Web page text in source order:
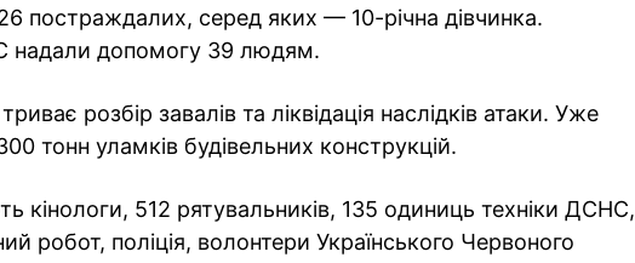
постраждалих, серед яких — 10-річна дівчинка.
надали допомогу 39 людям.
розбір завалів та ліквідація наслідків атаки. Уже
тонн уламків будівельних конструкцій.
кінологи, 512 рятувальників, 135 одиниць техніки ДСНС,
робот, поліція, волонтери Українського Червоного